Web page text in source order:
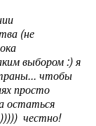
(не
выбором :) я
чтобы
просто
остаться
честно!